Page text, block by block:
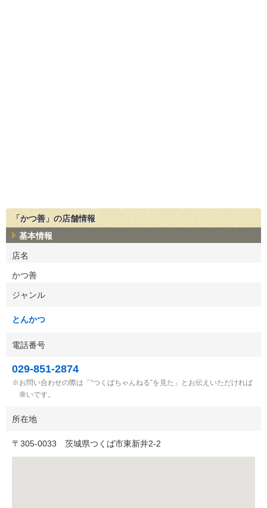
「かつ善」の店舗情報
基本情報
店名
かつ善
ジャンル
とんかつ
電話番号
029-851-2874
お問い合わせの際は「“つくばちゃんねる”を見た」とお伝えいただければ
幸いです。
所在地
〒 305-0033 茨城県つくば市東新井2-2